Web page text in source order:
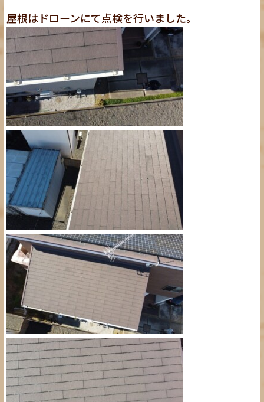
屋根はドローンにて点検を行いました。